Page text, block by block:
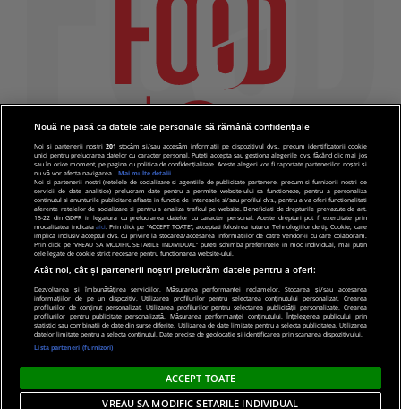
© 2019 PRO TV S.R.L |Politica de Cookie|Politica
de confidentialitate
Nouă ne pasă ca datele tale personale să rămână confidențiale
Noi și partenerii noștri201 stocăm și/sau accesăm informații pe dispozitivul dvs., precum identificatorii cookie
unici pentru prelucrarea datelor cu caracter personal. Puteți accepta sau gestiona alegerile dvs. făcând clic mai jos
sau în orice moment, pe pagina cu politica de confidențialitate. Aceste alegeri vor fi raportate partenerilor noștri și
nu vă vor afecta navigarea.
Mai multe detalii
Noi si partenerii nostri (retelele de socializare si agentiile de publicitate partenere, precum si furnizorii nostri de
servicii de date analitice) prelucram date pentru a permite website-ului sa functioneze, pentru a personaliza
continutul si anunturile publicitare afisate in functie de interesele si/sau profilul dvs., pentru a va oferi functionalitati
aferente retelelor de socializare si pentru a analiza traficul pe website. Beneficiati de drepturile prevazute de art.
15-22 din GDPR in legatura cu prelucrarea datelor cu caracter personal. Aceste drepturi pot fi exercitate prin
modalitatea indicata aici. Prin click pe “ACCEPT TOATE”, acceptati folosirea tuturor Tehnologiilor de tip Cookie, care
implica inclusiv acceptul dvs. cu privire la stocarea/accesarea informatiilor de catre Vendor-ii cu care colaboram.
Prin click pe “VREAU SA MODIFIC SETARILE INDIVIDUAL” puteti schimba preferintele in mod individual, mai putin
cele legate de cookie strict necesare pentru functionarea website-ului.
Atât noi, cât și partenerii noștri prelucrăm datele pentru a oferi:
Dezvoltarea și îmbunătățirea serviciilor. Măsurarea performanței reclamelor. Stocarea și/sau accesarea
informațiilor de pe un dispozitiv. Utilizarea profilurilor pentru selectarea conținutului personalizat. Crearea
profilurilor de conținut personalizat. Utilizarea profilurilor pentru selectarea publicității personalizate. Crearea
profilurilor pentru publicitate personalizată. Măsurarea performanței conținutului. Înțelegerea publicului prin
statistici sau combinații de date din surse diferite. Utilizarea de date limitate pentru a selecta publicitatea. Utilizarea
datelor limitate pentru a selecta conținutul. Date precise de geolocație și identificarea prin scanarea dispozitivului.
Listă parteneri (furnizori)
ACCEPT TOATE
VREAU SA MODIFIC SETARILE INDIVIDUAL